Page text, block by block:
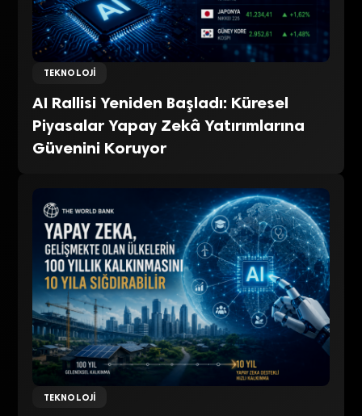
TEKNOLOJI
AI Rallisi Yeniden Başladı: Küresel
Piyasalar Yapay Zekâ Yatırımlarına
Güvenini Koruyor
TEKNOLOJI